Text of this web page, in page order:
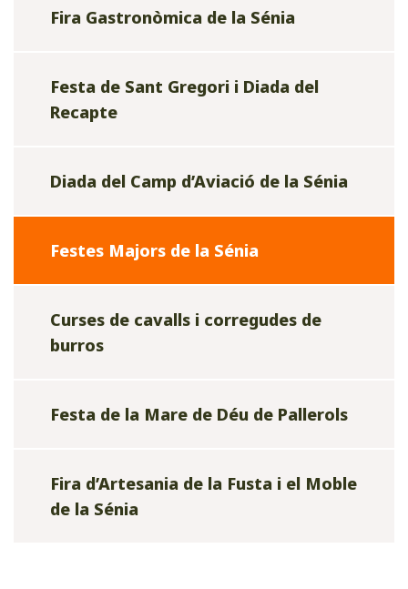
Fira Gastronòmica de la Sénia
Festa de Sant Gregori i Diada del
Recapte
Diada del Camp d’Aviació de la Sénia
Festes Majors de la Sénia
Curses de cavalls i corregudes de
burros
Festa de la Mare de Déu de Pallerols
Fira d’Artesania de la Fusta i el Moble
de la Sénia